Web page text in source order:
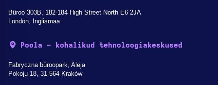
Büroo 303B, 182-184 High Street North E6 2JA
London, Inglismaa
Poola - kohalikud tehnoloogiakeskused
Fabryczna büroopark, Aleja
Pokoju 18, 31-564 Kraków